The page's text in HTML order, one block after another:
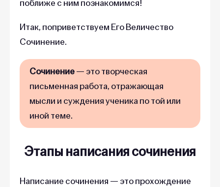
поближе с ним познакомимся!
Итак, поприветствуем Его Величество
Сочинение.
Сочинение— это творческая
письменная работа, отражающая
мысли и суждения ученика по той или
иной теме.
Этапы написания сочинения
Написание сочинения — это прохождение